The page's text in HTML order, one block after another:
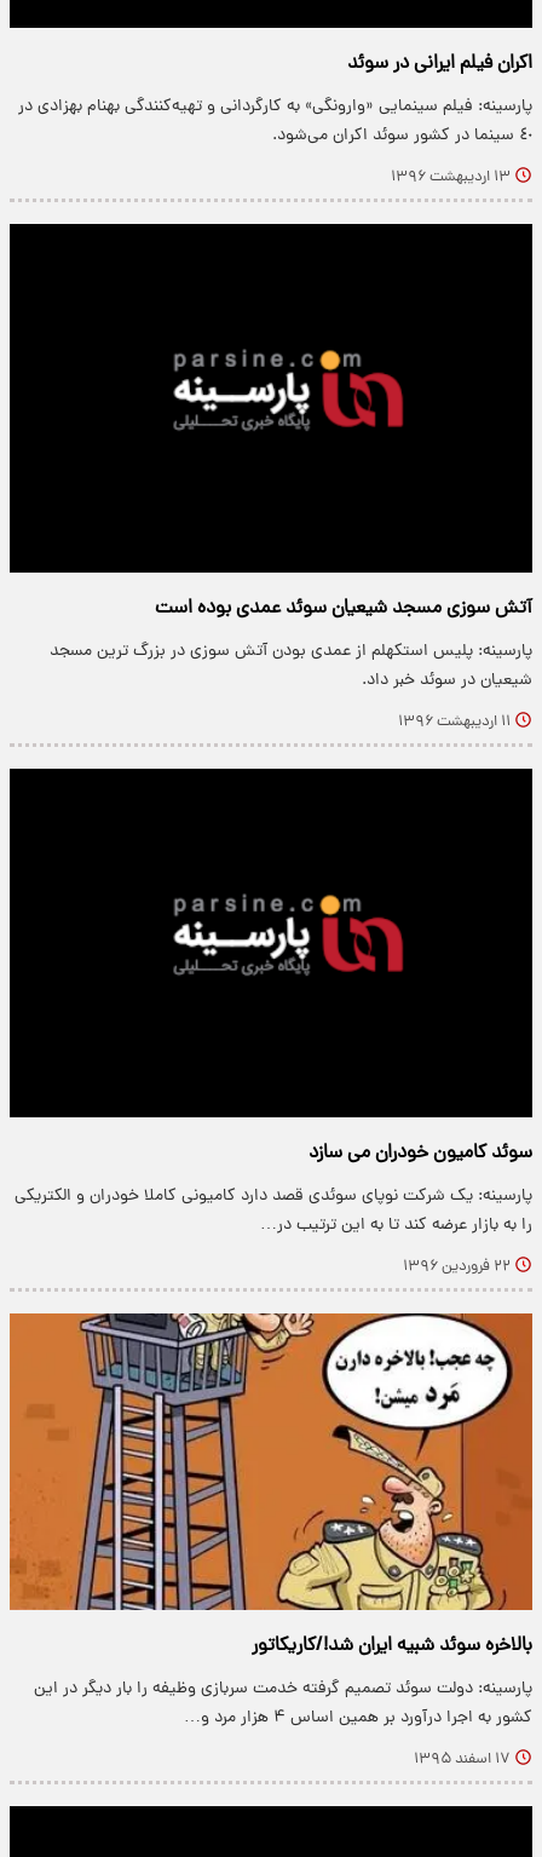
اکران فیلم ایرانی در سوئد
پارسینه: فیلم سینمایی «وارونگی» به کارگردانی و تهیه‌کنندگی بهنام بهزادی در
٤٠ سینما در کشور سوئد اکران می‌شود.
۱۳ اردیبهشت ۱۳۹۶
آتش سوزی مسجد شیعیان سوئد عمدی بوده است
پارسینه: پلیس استکهلم از عمدی بودن آتش سوزی در بزرگ ترین مسجد
شیعیان در سوئد خبر داد.
۱۱ اردیبهشت ۱۳۹۶
سوئد کامیون خودران می سازد
پارسینه: یک شرکت نوپای سوئدی قصد دارد کامیونی کاملا خودران و الکتریکی
را به بازار عرضه کند تا به این ترتیب در…
۲۲ فروردین ۱۳۹۶
بالاخره سوئد شبیه ایران شد!/کاریکاتور
پارسینه: دولت سوئد تصمیم گرفته خدمت سربازی وظیفه را بار دیگر در این
کشور به اجرا درآورد بر همین اساس ۴ هزار مرد و…
۱۷ اسفند ۱۳۹۵